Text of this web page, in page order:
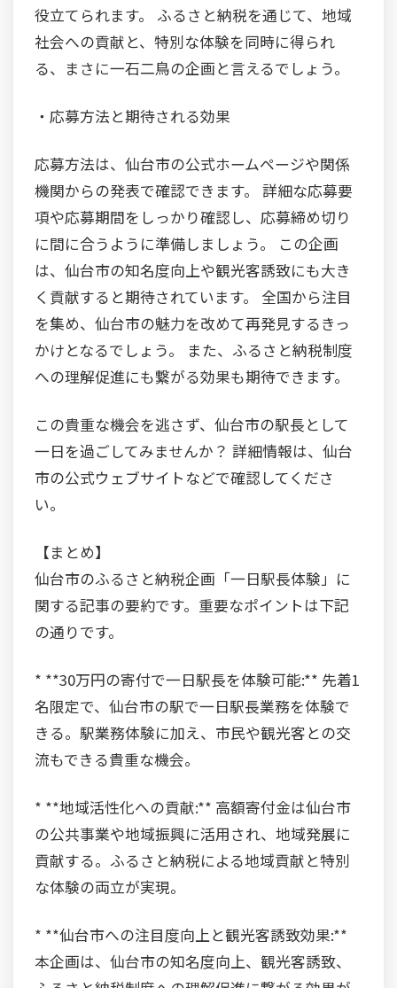
役立てられます。 ふるさと納税を通じて、地域
社会への貢献と、特別な体験を同時に得られ
る、まさに一石二鳥の企画と言えるでしょう。
・応募方法と期待される効果
応募方法は、仙台市の公式ホームページや関係
機関からの発表で確認できます。 詳細な応募要
項や応募期間をしっかり確認し、応募締め切り
に間に合うように準備しましょう。 この企画
は、仙台市の知名度向上や観光客誘致にも大き
く貢献すると期待されています。 全国から注目
を集め、仙台市の魅力を改めて再発見するきっ
かけとなるでしょう。 また、ふるさと納税制度
への理解促進にも繋がる効果も期待できます。
この貴重な機会を逃さず、仙台市の駅長として
一日を過ごしてみませんか？ 詳細情報は、仙台
市の公式ウェブサイトなどで確認してくださ
い。
【まとめ】
仙台市のふるさと納税企画「一日駅長体験」に
関する記事の要約です。重要なポイントは下記
の通りです。
* **30万円の寄付で一日駅長を体験可能:** 先着1
名限定で、仙台市の駅で一日駅長業務を体験で
きる。駅業務体験に加え、市民や観光客との交
流もできる貴重な機会。
* **地域活性化への貢献:** 高額寄付金は仙台市
の公共事業や地域振興に活用され、地域発展に
貢献する。ふるさと納税による地域貢献と特別
な体験の両立が実現。
* **仙台市への注目度向上と観光客誘致効果:**
本企画は、仙台市の知名度向上、観光客誘致、